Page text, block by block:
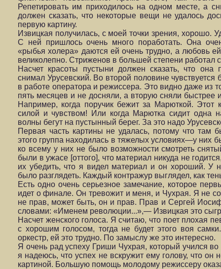
Репетировать им приходилось на одном месте, а
должен сказать, что некоторые вещи не удалось
первую картину.
Извицкая получилась, с моей точки зрения, хорошо.
С ней пришлось очень много поработать. Она
«рыбья холера» даются ей очень трудно, а любовь
великолепно. Стриженов в большей степени работал
Насчет красоты пустыни должен сказать, что она
снимал Урусевский. Во второй половине
в работе оператора и режиссера. Это видно даже из
пять месяцев и не досняли, а вторую сняли
Например, когда поручик бежит за Марюткой. Этот
силой и чувством! Или когда Марютка сидит одна
волны бегут на пустынный берег. За это надо
Первая часть картины не удалась, потому что там
этого группа находилась в тяжелых условиях—у них
ко всему у них не было возможности смотреть
были в ужасе [оттого], что материал никуда не
их убедить, что я видел материал и он хороший. У
было разглядеть. Каждый контражур выглядел, как
Есть одно очень серьезное замечание, которое
идет о финале. Он тревожит и меня, и Чухрая. Я не
не прав, может быть, он и прав. Прав и Сергей
словами: «Именем революции...»,— Извицкая это
Насчет женского голоса. Я считаю, что поет плохая
с хорошим голосом, тогда не будет этого воя
оркестр, ей это трудно. По замыслу же это интересно.
Я очень рад успеху Гриши Чухрая, который учился
я надеюсь, что успех не вскружит ему голову, что он
картиной. Большую помощь молодому режиссеру